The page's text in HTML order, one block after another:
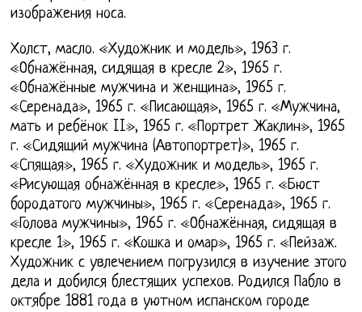
изображения носа.
Холст, масло. «Художник и модель», 1963 г.
«Обнажённая, сидящая в кресле 2», 1965 г.
«Обнажённые мужчина и женщина», 1965 г.
«Серенада», 1965 г. «Писающая», 1965 г. «Мужчина,
мать и ребёнок II», 1965 г. «Портрет Жаклин», 1965
г. «Сидящий мужчина (Автопортрет)», 1965 г.
«Спящая», 1965 г. «Художник и модель», 1965 г.
«Рисующая обнажённая в кресле», 1965 г. «Бюст
бородатого мужчины», 1965 г. «Серенада», 1965 г.
«Голова мужчины», 1965 г. «Обнажённая, сидящая в
кресле 1», 1965 г. «Кошка и омар», 1965 г. «Пейзаж.
Художник с увлечением погрузился в изучение этого
дела и добился блестящих успехов. Родился Пабло в
октябре 1881 года в уютном испанском городе